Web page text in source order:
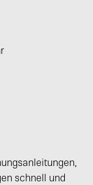
schnell und